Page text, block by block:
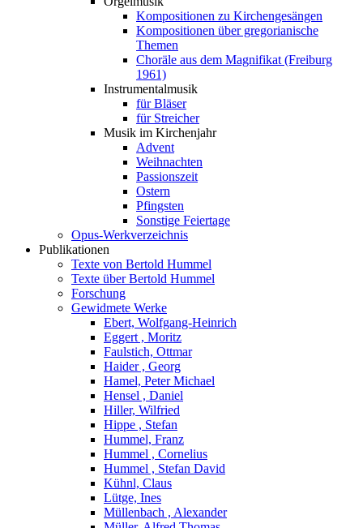
Kompositionen zu Kirchengesängen
Kompositionen über gregorianische
Themen
Choräle aus dem Magnifikat (Freiburg
1961)
Instrumentalmusik
für Bläser
für Streicher
Musik im Kirchenjahr
Advent
Weihnachten
Passionszeit
Ostern
Pfingsten
Sonstige Feiertage
Opus-Werkverzeichnis
Publikationen
Texte von Bertold Hummel
Texte über Bertold Hummel
Forschung
Gewidmete Werke
Ebert, Wolfgang-Heinrich
Eggert , Moritz
Faulstich, Ottmar
Haider , Georg
Hamel, Peter Michael
Hensel , Daniel
Hiller, Wilfried
Hippe , Stefan
Hummel, Franz
Hummel , Cornelius
Hummel , Stefan David
Kühnl, Claus
Lütge, Ines
Müllenbach , Alexander